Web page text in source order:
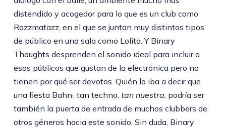
distendido y acogedor para lo que es un club como
Razzmatazz, en el que se juntan muy distintos tipos
de público en una sala como Lolita. Y Binary
Thoughts desprenden el sonido ideal para incluir a
esos públicos que gustan de la electrónica pero no
tienen por qué ser devotos. Quién lo iba a decir que
una fiesta Bahn·, tan techno, tan nuestra, podría ser
también la puerta de entrada de muchos clubbers de
otros géneros hacia este sonido. Sin duda, Binary